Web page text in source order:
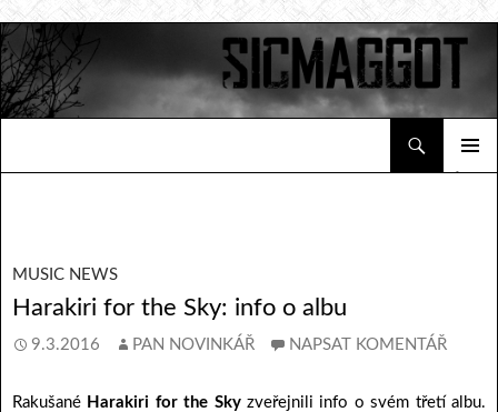
MUSIC NEWS
Harakiri for the Sky: info o albu
9.3.2016 PAN NOVINKÁŘ NAPSAT KOMENTÁŘ
Rakušané Harakiri for the Skyzveřejnili info o svém třetí albu.